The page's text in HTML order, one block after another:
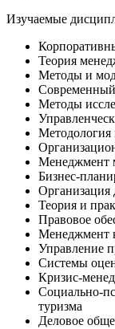
Изучаемые
Теория
Методы и
Современный
Методы
Методология
Менеджмент
Бизнес-
Организация
Теория и
Правовое
Менеджмент
Управление
Системы
Кризис-
Социально-
туризма
Деловое